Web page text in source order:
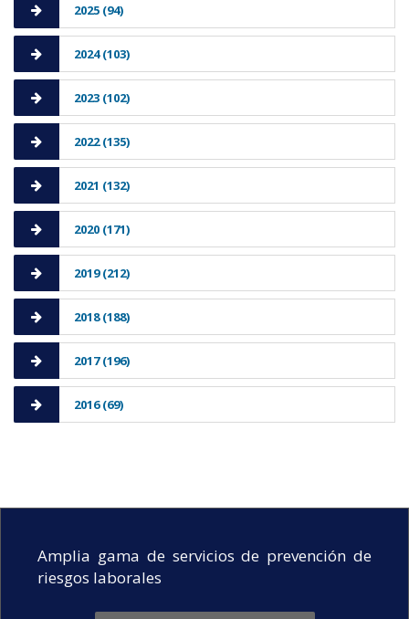
2025 (94)
2024 (103)
2023 (102)
2022 (135)
2021 (132)
2020 (171)
2019 (212)
2018 (188)
2017 (196)
2016 (69)
Amplia gama de servicios de prevención de
riesgos laborales